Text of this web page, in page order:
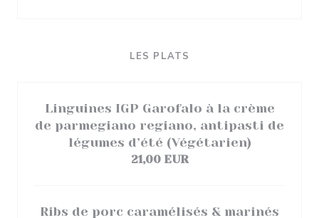
LES PLATS
Linguines IGP Garofalo à la crème
de parmegiano regiano, antipasti de
légumes d’été (Végétarien)
21,00 EUR
Ribs de porc caramélisés & marinés